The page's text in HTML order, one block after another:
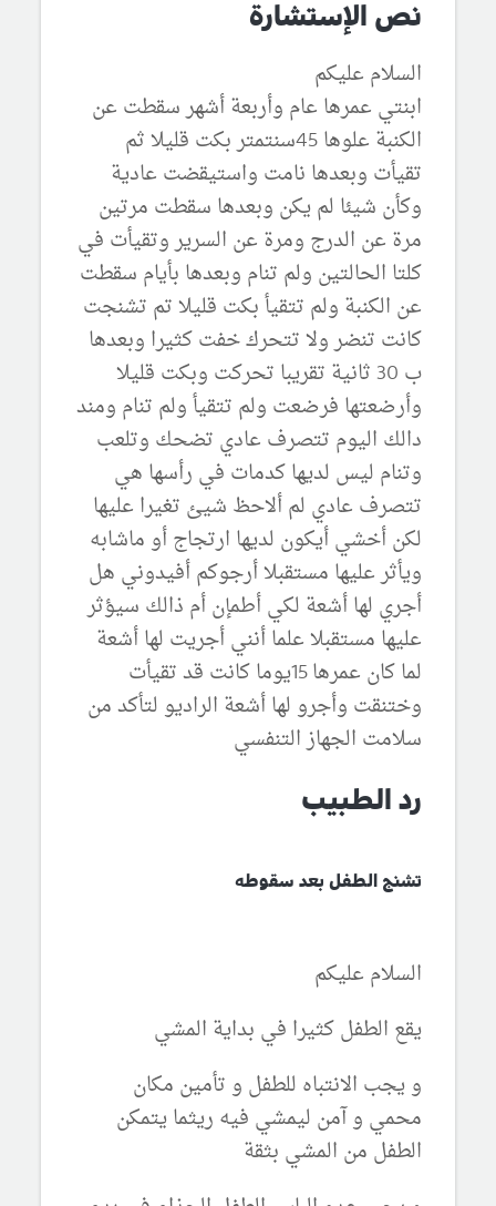
نص الإستشارة
السلام عليكم
ابنتي عمرها عام وأربعة أشهر سقطت عن
الكنبة علوها 45سنتمتر بكت قليلا ثم
تقيأت وبعدها نامت واستيقضت عادية
وكأن شيئا لم يكن وبعدها سقطت مرتين
مرة عن الدرج ومرة عن السرير وتقيأت في
كلتا الحالتين ولم تنام وبعدها بأيام سقطت
عن الكنبة ولم تتقيأ بكت قليلا تم تشنجت
كانت تنضر ولا تتحرك خفت كثيرا وبعدها
ب 30 ثانية تقريبا تحركت وبكت قليلا
وأرضعتها فرضعت ولم تتقيأ ولم تنام ومند
دالك اليوم تتصرف عادي تضحك وتلعب
وتنام ليس لديها كدمات في رأسها هي
تتصرف عادي لم ألاحظ شيئ تغيرا عليها
لكن أخشي أيكون لديها ارتجاج أو ماشابه
ويأثر عليها مستقبلا أرجوكم أفيدوني هل
أجري لها أشعة لكي أطمإن أم ذالك سيؤثر
عليها مستقبلا علما أنني أجريت لها أشعة
لما كان عمرها 15يوما كانت قد تقيأت
وختنقت وأجرو لها أشعة الراديو لتأكد من
سلامت الجهاز التنفسي
رد الطبيب
تشنج الطفل بعد سقوطه
السلام عليكم
يقع الطفل كثيرا في بداية المشي
و يجب الانتباه للطفل و تأمين مكان
محمي و آمن ليمشي فيه ريثما يتمكن
الطفل من المشي بثقة